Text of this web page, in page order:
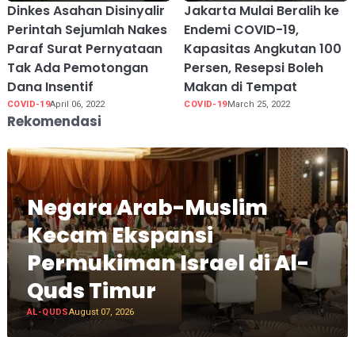
Dinkes Asahan Disinyalir
Perintah Sejumlah Nakes
Paraf Surat Pernyataan
Tak Ada Pemotongan
Dana Insentif
COVID-19April 06, 2022
Jakarta Mulai Beralih ke
Endemi COVID-19,
Kapasitas Angkutan 100
Persen, Resepsi Boleh
Makan di Tempat
COVID-19March 25, 2022
Rekomendasi
Negara Arab-Muslim
Kecam Ekspansi
Permukiman Israel di Al-
Quds Timur
AL-QUDSAugust 07, 2026